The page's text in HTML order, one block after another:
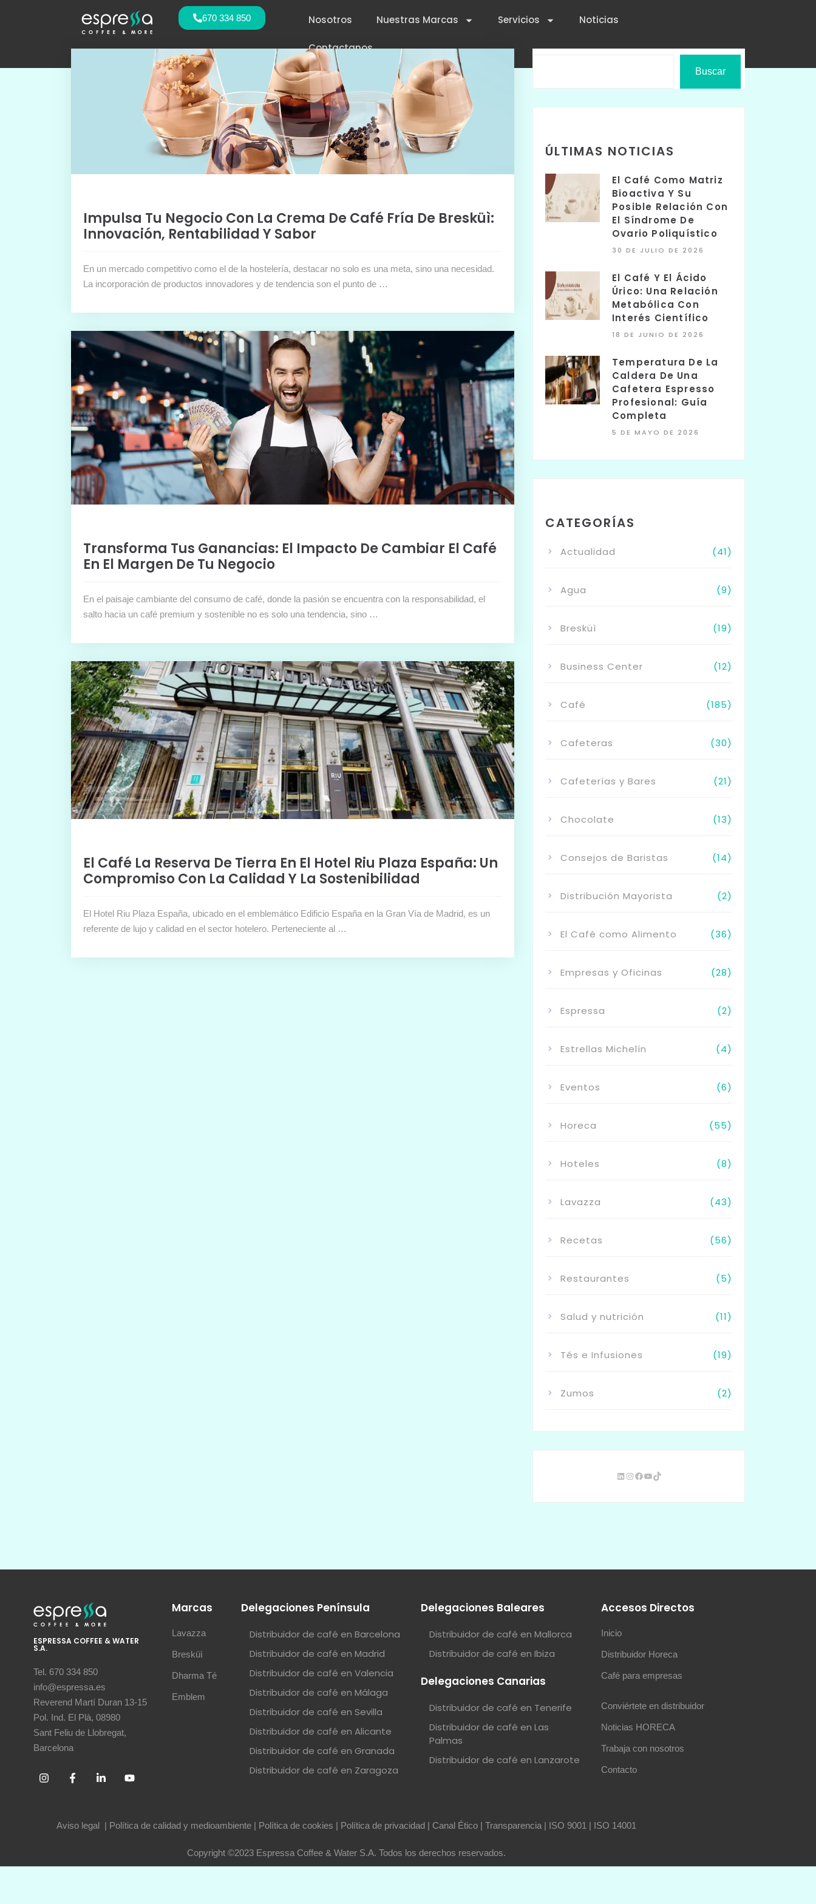
670 334 850 Nosotros Nuestras Marcas Servicios Noticias
Contactanos
Impulsa Tu Negocio Con La Crema De Café Fría De Bresküì:
Innovación, Rentabilidad Y Sabor
En un mercado competitivo como el de la hostelería, destacar no solo es una meta, sino una necesidad.
La incorporación de productos innovadores y de tendencia son el punto de …
Transforma Tus Ganancias: El Impacto De Cambiar El Café
En El Margen De Tu Negocio
En el paisaje cambiante del consumo de café, donde la pasión se encuentra con la responsabilidad, el
salto hacia un café premium y sostenible no es solo una tendencia, sino …
El Café La Reserva De Tierra En El Hotel Riu Plaza España: Un
Compromiso Con La Calidad Y La Sostenibilidad
El Hotel Riu Plaza España, ubicado en el emblemático Edificio España en la Gran Vía de Madrid, es un
referente de lujo y calidad en el sector hotelero. Perteneciente al …
Buscar
ÚLTIMAS NOTICIAS
El Café Como Matriz
Bioactiva Y Su
Posible Relación Con
El Síndrome De
Ovario Poliquístico
30 DE JULIO DE 2026
El Café Y El Ácido
Úrico: Una Relación
Metabólica Con
Interés Científico
18 DE JUNIO DE 2026
Temperatura De La
Caldera De Una
Cafetera Espresso
Profesional: Guía
Completa
5 DE MAYO DE 2026
CATEGORÍAS
Actualidad (41)
Agua (9)
Bresküì (19)
Business Center (12)
Café (185)
Cafeteras (30)
Cafeterías y Bares (21)
Chocolate (13)
Consejos de Baristas (14)
Distribución Mayorista (2)
El Café como Alimento (36)
Empresas y Oficinas (28)
Espressa (2)
Estrellas Michelín (4)
Eventos (6)
Horeca (55)
Hoteles (8)
Lavazza (43)
Recetas (56)
Restaurantes (5)
Salud y nutrición (11)
Tés e Infusiones (19)
Zumos (2)
ESPRESSA COFFEE & WATER
S.A.
Tel. 670 334 850
info@espressa.es
Reverend Martí Duran 13-15
Pol. Ind. El Plà, 08980
Sant Feliu de Llobregat,
Barcelona
Marcas
Lavazza
Bresküì
Dharma Té
Emblem
Delegaciones Península
Distribuidor de café en Barcelona
Distribuidor de café en Madrid
Distribuidor de café en Valencia
Distribuidor de café en Málaga
Distribuidor de café en Sevilla
Distribuidor de café en Alicante
Distribuidor de café en Granada
Distribuidor de café en Zaragoza
Delegaciones Baleares
Distribuidor de café en Mallorca
Distribuidor de café en Ibiza
Delegaciones Canarias
Distribuidor de café en Tenerife
Distribuidor de café en Las
Palmas
Distribuidor de café en Lanzarote
Accesos Directos
Inicio
Distribuidor Horeca
Café para empresas
Conviértete en distribuidor
Noticias HORECA
Trabaja con nosotros
Contacto
Aviso legal | Política de calidad y medioambiente| Política de cookies | Política de privacidad| Canal Ético| Transparencia| ISO 9001 | ISO 14001
Copyright ©2023 Espressa Coffee & Water S.A. Todos los derechos reservados.